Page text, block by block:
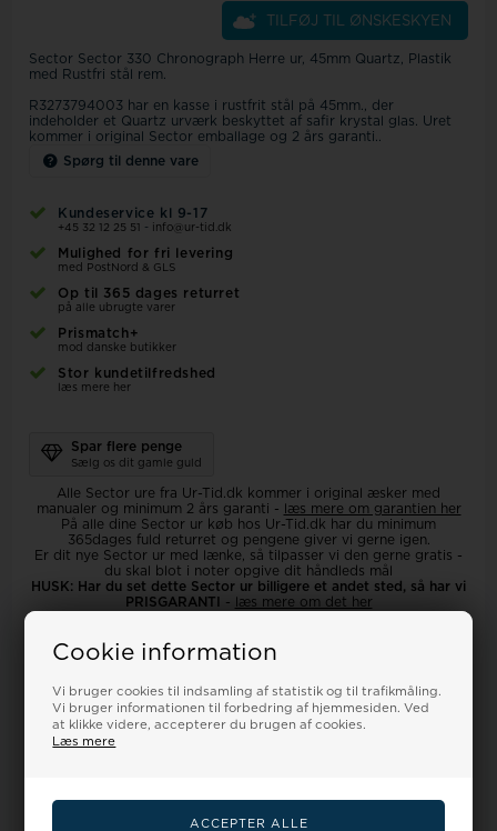
Cookie information
Vi bruger cookies til indsamling af statistik og til trafikmåling.
Vi bruger informationen til forbedring af hjemmesiden. Ved
at klikke videre, accepterer du brugen af cookies.
Læs mere
TILFØJ TIL ØNSKESKYEN
Sector Sector 330 Chronograph Herre ur, 45mm Quartz, Plastik
med Rustfri stål rem.
R3273794003 har en kasse i rustfrit stål på 45mm., der
indeholder et Quartz urværk beskyttet af safir krystal glas. Uret
kommer i original Sector emballage og 2 års garanti..
Spørg til denne vare
Kundeservice kl 9-17
+45 32 12 25 51 - info@ur-tid.dk
Mulighed for fri levering
med PostNord & GLS
Op til 365 dages returret
på alle ubrugte varer
Prismatch+
mod danske butikker
Stor kundetilfredshed
læs mere her
Spar flere penge
Sælg os dit gamle guld
Alle Sector ure fra Ur-Tid.dk kommer i original æsker med
manualer og minimum 2 års garanti -
læs mere om garantien her
På alle dine Sector ur køb hos Ur-Tid.dk har du minimum
365dages fuld returret og pengene giver vi gerne igen.
Er dit nye Sector ur med lænke, så tilpasser vi den gerne gratis -
du skal blot i noter opgive dit håndleds mål
HUSK: Har du set dette Sector ur billigere et andet sted, så har vi
PRISGARANTI
- læs mere om det her
Størrelsesguide
Køn
importør
Manual